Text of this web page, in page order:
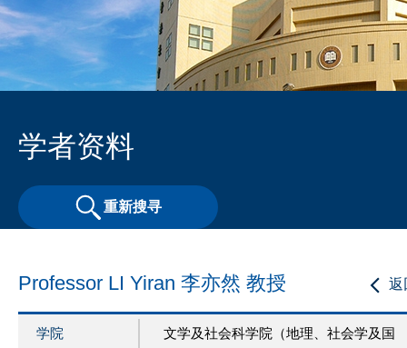
学者资料
重新搜寻
返
Professor LI Yiran 李亦然 教授
学院
文学及社会科学院（地理、社会学及国